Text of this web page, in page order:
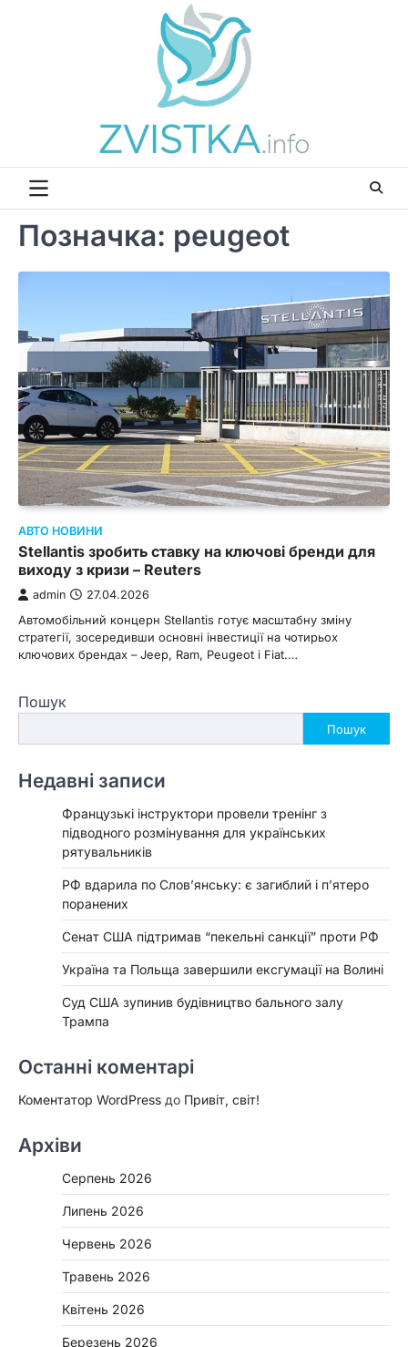
Позначка: peugeot
АВТО НОВИНИ
Stellantis зробить ставку на ключові бренди для
виходу з кризи – Reuters
admin 27.04.2026
Автомобільний концерн Stellantis готує масштабну зміну
стратегії, зосередивши основні інвестиції на чотирьох
ключових брендах – Jeep, Ram, Peugeot і Fiat.…
Пошук
Пошук
Недавні записи
Французькі інструктори провели тренінг з
підводного розмінування для українських
рятувальників
РФ вдарила по Слов’янську: є загиблий і п’ятеро
поранених
Сенат США підтримав “пекельні санкції” проти РФ
Україна та Польща завершили ексгумації на Волині
Суд США зупинив будівництво бального залу
Трампа
Останні коментарі
Коментатор WordPress до Привіт, світ!
Архіви
Серпень 2026
Липень 2026
Червень 2026
Травень 2026
Квітень 2026
Березень 2026